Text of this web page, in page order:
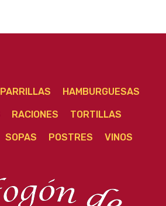
PARRILLAS HAMBURGUESAS
RACIONES TORTILLAS
SOPAS POSTRES VINOS